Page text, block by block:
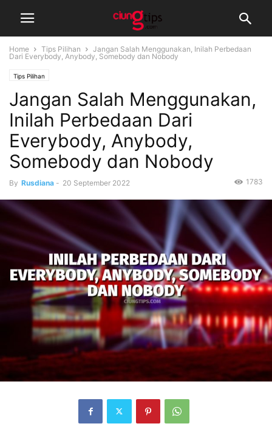
Home Tips Pilihan
Jangan Salah Menggunakan, Inilah Perbedaan
Dari Everybody, Anybody, Somebody dan Nobody
Tips Pilihan
Jangan Salah Menggunakan,
Inilah Perbedaan Dari
Everybody, Anybody,
Somebody dan Nobody
By Rusdiana - 20 September 2022 1783